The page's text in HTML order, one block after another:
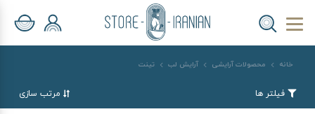
خانه محصولات آرایشی آرایش لب تینت
فیلتر ها مرتب سازی